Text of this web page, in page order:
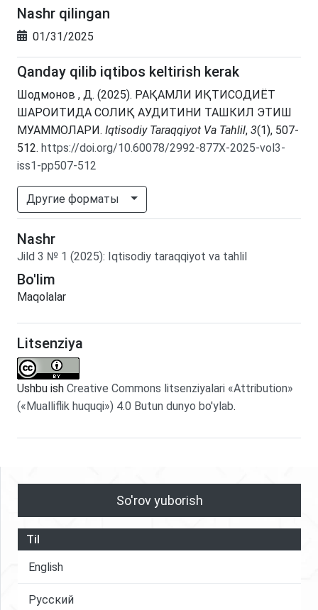
Nashr qilingan
01/31/2025
Qanday qilib iqtibos keltirish kerak
Шодмонов , Д. (2025). РАҚАМЛИ ИҚТИСОДИЁТ
ШАРОИТИДА СОЛИҚ АУДИТИНИ ТАШКИЛ ЭТИШ
МУАММОЛАРИ. Iqtisodiy Taraqqiyot Va Tahlil, 3(1), 507-
512. https://doi.org/10.60078/2992-877X-2025-vol3-
iss1-pp507-512
Другие форматы
Nashr
Jild 3 № 1 (2025): Iqtisodiy taraqqiyot va tahlil
Bo'lim
Maqolalar
Litsenziya
Ushbu ish Creative Commons litsenziyalari «Attribution»
(«Mualliflik huquqi») 4.0 Butun dunyo bo'ylab.
So'rov yuborish
Til
English
Русский